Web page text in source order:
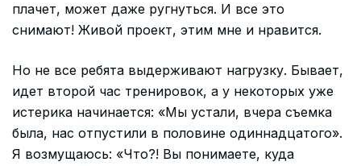
плачет, может даже ругнуться. И все это
снимают! Живой проект, этим мне и нравится.
Но не все ребята выдерживают нагрузку. Бывает,
идет второй час тренировок, а у некоторых уже
истерика начинается: «Мы устали, вчера съемка
была, нас отпустили в половине одиннадцатого».
Я возмущаюсь: «Что?! Вы понимаете, куда